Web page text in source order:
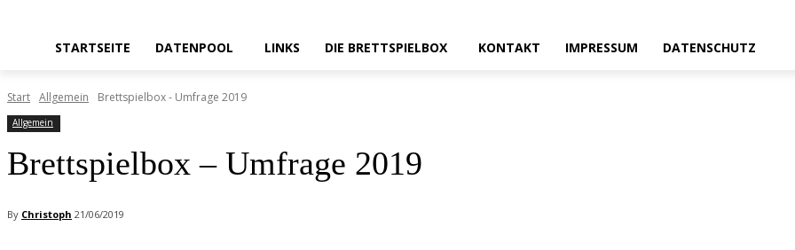
STARTSEITE DATENPOOL LINKS DIE BRETTSPIELBOX KONTAKT IMPRESSUM DATENSCHUTZ
Start Allgemein Brettspielbox - Umfrage 2019
Allgemein
Brettspielbox – Umfrage 2019
By Christoph 21/06/2019